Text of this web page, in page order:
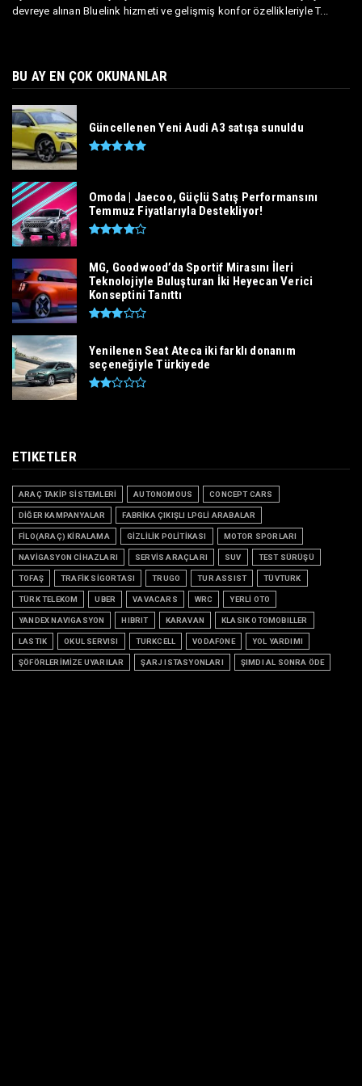
devreye alınan Bluelink hizmeti ve gelişmiş konfor özellikleriyle T...
BU AY EN ÇOK OKUNANLAR
Güncellenen Yeni Audi A3 satışa sunuldu
Omoda | Jaecoo, Güçlü Satış Performansını
Temmuz Fiyatlarıyla Destekliyor!
MG, Goodwood’da Sportif Mirasını İleri
Teknolojiyle Buluşturan İki Heyecan Verici
Konseptini Tanıttı
Yenilenen Seat Ateca iki farklı donanım
seçeneğiyle Türkiyede
ETIKETLER
ARAÇ TAKİP SİSTEMLERİ AUTONOMOUS CONCEPT CARS
DİĞER KAMPANYALAR FABRİKA ÇIKIŞLI LPGLİ ARABALAR
FİLO(ARAÇ) KİRALAMA GİZLİLİK POLİTİKASI MOTOR SPORLARI
NAVİGASYON CİHAZLARI SERVİS ARAÇLARI SUV TEST SÜRÜŞÜ
TOFAŞ TRAFİK SİGORTASI TRUGO TUR ASSIST TÜVTURK
TÜRK TELEKOM UBER VAVACARS WRC YERLİ OTO
YANDEX NAVIGASYON HIBRIT KARAVAN KLASIK OTOMOBILLER
LASTIK OKUL SERVISI TURKCELL VODAFONE YOL YARDIMI
ŞÖFÖRLERİMİZE UYARILAR ŞARJ ISTASYONLARI ŞIMDI AL SONRA ÖDE